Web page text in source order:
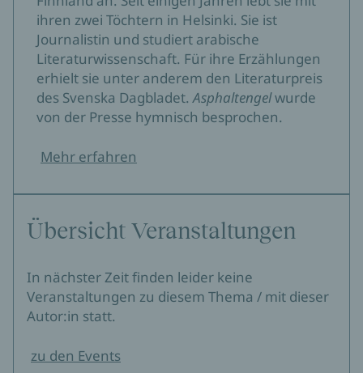
ihren zwei Töchtern in Helsinki. Sie ist
Journalistin und studiert arabische
Literaturwissenschaft. Für ihre Erzählungen
erhielt sie unter anderem den Literaturpreis
des Svenska Dagbladet.Asphaltengelwurde
von der Presse hymnisch besprochen.
Mehr erfahren
Übersicht Veranstaltungen
In nächster Zeit finden leider keine
Veranstaltungen zu diesem Thema / mit dieser
Autor:in statt.
zu den Events